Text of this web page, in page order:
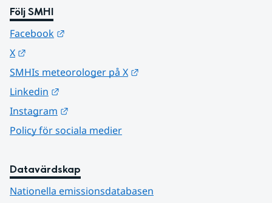
Följ SMHI
Facebook
X
SMHIs meteorologer på X
Linkedin
Instagram
Policy för sociala medier
Datavärdskap
Nationella emissionsdatabasen